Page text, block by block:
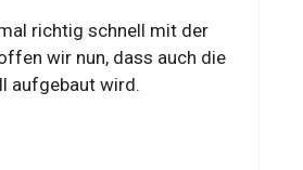
richtig schnell mit der
wir nun, dass auch die
aufgebaut wird.